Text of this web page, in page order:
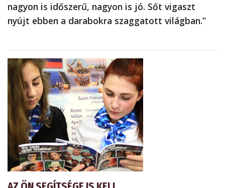
nagyon is időszerű, nagyon is jó. Sőt vigaszt
nyújt ebben a darabokra szaggatott világban.”